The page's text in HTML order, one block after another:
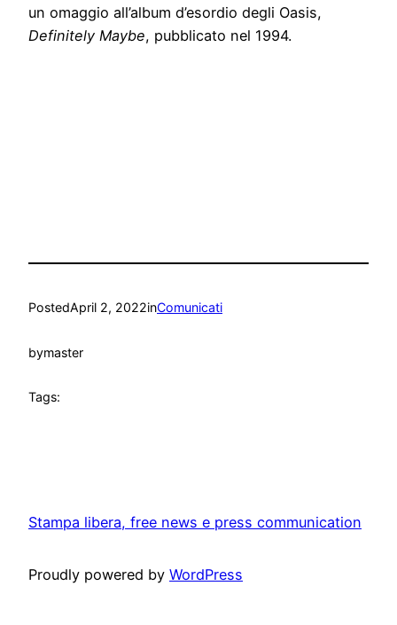
un omaggio all’album d’esordio degli Oasis,
Definitely Maybe, pubblicato nel 1994.
PostedApril 2, 2022inComunicati
bymaster
Tags:
Stampa libera, free news e press communication
Proudly powered by WordPress